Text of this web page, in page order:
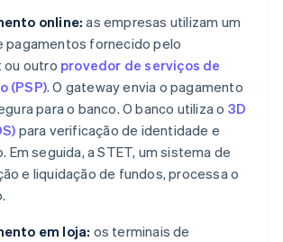
online: as empresas utilizam um
pagamentos fornecido pelo
ou outro provedor de serviços de
(PSP). O gateway envia o pagamento
para o banco. O banco utiliza o 3D
para verificação de identidade e
Em seguida, a STET, um sistema de
e liquidação de fundos, processa o
em loja: os terminais de